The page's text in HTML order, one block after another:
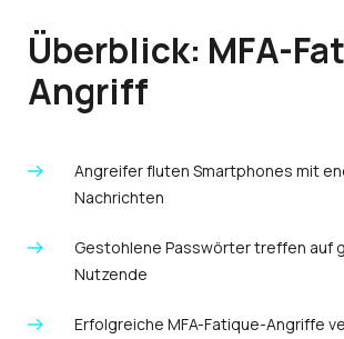
Überblick: MFA-
Angriff
Angreifer fluten Smartphones mit
Nachrichten
Gestohlene Passwörter treffen auf
Nutzende
Erfolgreiche MFA-Fatique-Angriffe